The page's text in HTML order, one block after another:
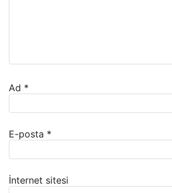
Ad *
E-posta *
İnternet sitesi